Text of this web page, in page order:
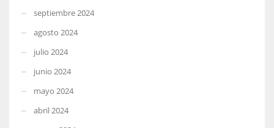
septiembre 2024
agosto 2024
julio 2024
junio 2024
mayo 2024
abril 2024